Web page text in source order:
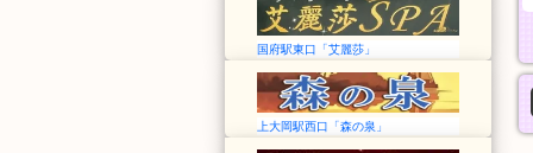
国府駅東口「艾麗莎」
上大岡駅西口「森の泉」